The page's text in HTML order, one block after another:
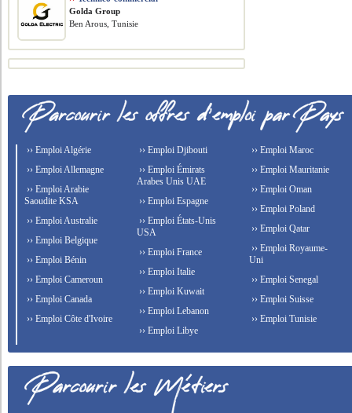
Golda Group
Ben Arous, Tunisie
›› Emploi Algérie
›› Emploi Allemagne
›› Emploi Arabie
Saoudite KSA
›› Emploi Australie
›› Emploi Belgique
›› Emploi Bénin
›› Emploi Cameroun
›› Emploi Canada
›› Emploi Côte d'Ivoire
›› Emploi Djibouti
›› Emploi Émirats
Arabes Unis UAE
›› Emploi Espagne
›› Emploi États-Unis
USA
›› Emploi France
›› Emploi Italie
›› Emploi Kuwait
›› Emploi Lebanon
›› Emploi Libye
›› Emploi Maroc
›› Emploi Mauritanie
›› Emploi Oman
›› Emploi Poland
›› Emploi Qatar
›› Emploi Royaume-
Uni
›› Emploi Senegal
›› Emploi Suisse
›› Emploi Tunisie